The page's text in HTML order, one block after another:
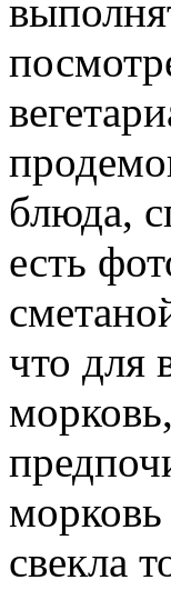
блюда,
есть
что для
свекла